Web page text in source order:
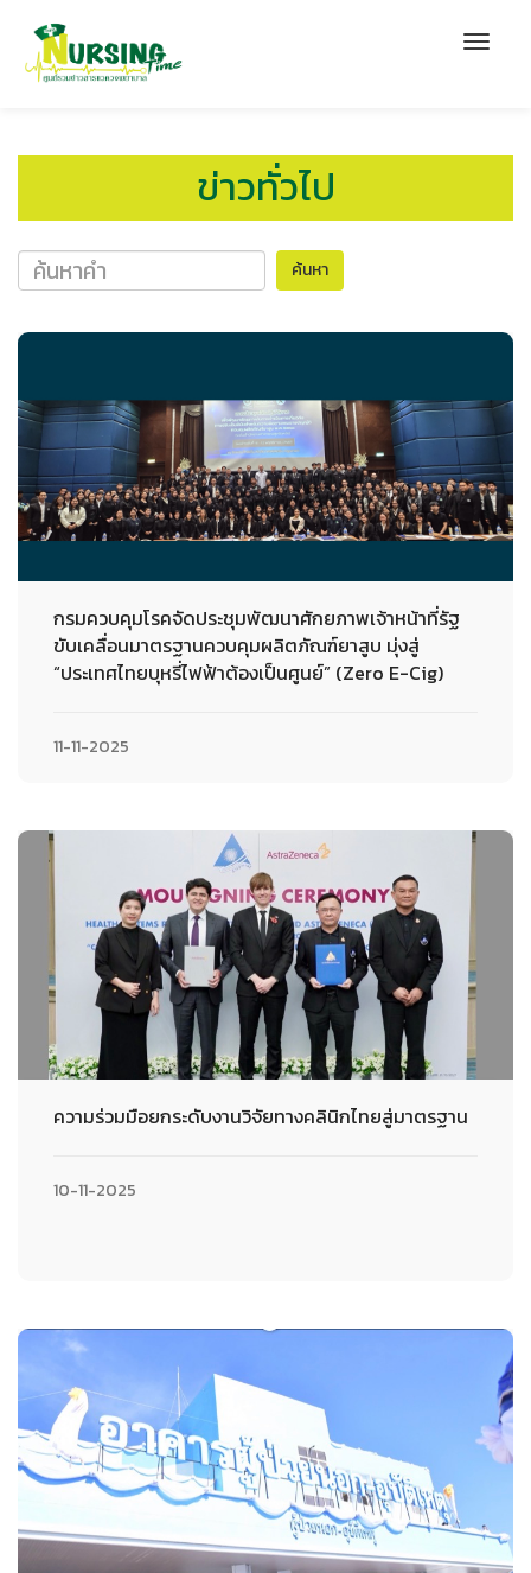
ข่าวทั่วไป
ค้นหา
กรมควบคุมโรคจัดประชุมพัฒนาศักยภาพเจ้าหน้าที่รัฐ
ขับเคลื่อนมาตรฐานควบคุมผลิตภัณฑ์ยาสูบ มุ่งสู่
“ประเทศไทยบุหรี่ไฟฟ้าต้องเป็นศูนย์” (Zero E-Cig)
11-11-2025
ความร่วมมือยกระดับงานวิจัยทางคลินิกไทยสู่มาตรฐาน
10-11-2025